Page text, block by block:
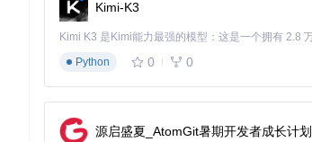
# 节省存储空间
批量处理策略
./qmc-decoder -r /music/library
Kimi-K3
Python
0 0
源启盛夏_AtomGit暑期开发者成长计划